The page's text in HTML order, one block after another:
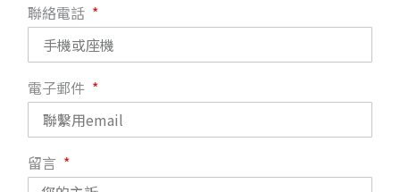
聯絡電話
電子郵件
留言